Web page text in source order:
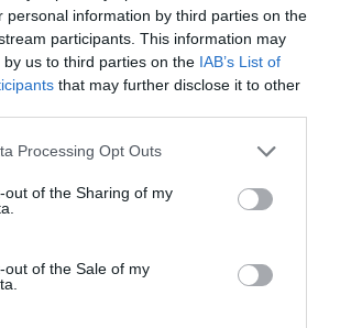
personal information by third parties on the
participants. This information may
us to third parties on the IAB’s List of
that may further disclose it to other
Processing Opt Outs
out of the Sharing of my
out of the Sale of my
[PASN37 ]
Ver producto
1 2 3